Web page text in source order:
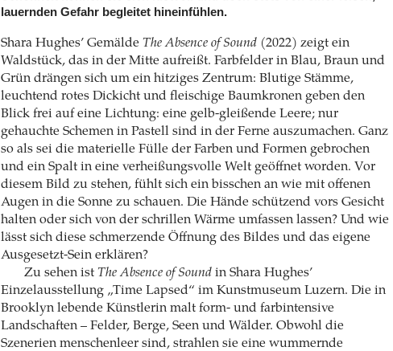
lauernden Gefahr begleitet hineinfühlen.
Shara Hughes’ Gemälde The Absence of Sound(2022) zeigt ein
Waldstück, das in der Mitte aufreißt. Farbfelder in Blau, Braun und
Grün drängen sich um ein hitziges Zentrum: Blutige Stämme,
leuchtend rotes Dickicht und fleischige Baumkronen geben den
Blick frei auf eine Lichtung: eine gelb-gleißende Leere; nur
gehauchte Schemen in Pastell sind in der Ferne auszumachen. Ganz
so als sei die materielle Fülle der Farben und Formen gebrochen
und ein Spalt in eine verheißungsvolle Welt geöffnet worden. Vor
diesem Bild zu stehen, fühlt sich ein bisschen an wie mit offenen
Augen in die Sonne zu schauen. Die Hände schützend vors Gesicht
halten oder sich von der schrillen Wärme umfassen lassen? Und wie
lässt sich diese schmerzende Öffnung des Bildes und das eigene
Ausgesetzt-Sein erklären?
Zu sehen ist The Absence of Soundin Shara Hughes’
Einzelausstellung „Time Lapsed“ im Kunstmuseum Luzern. Die in
Brooklyn lebende Künstlerin malt form- und farbintensive
Landschaften – Felder, Berge, Seen und Wälder. Obwohl die
Szenerien menschenleer sind, strahlen sie eine wummernde